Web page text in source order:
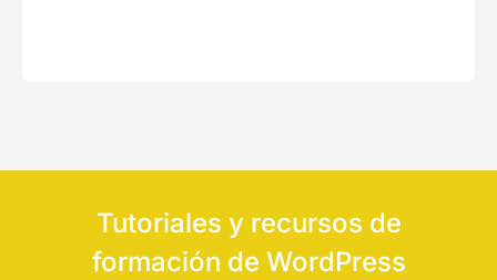
Tutoriales y recursos de
formación de WordPress